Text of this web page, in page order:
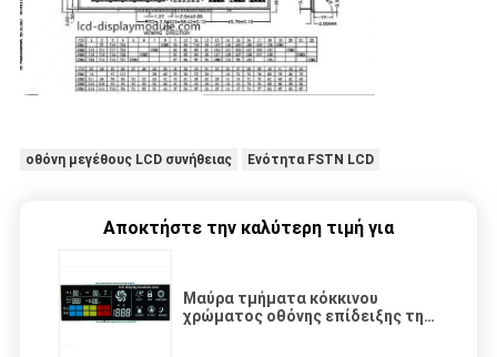
οθόνη μεγέθους LCD συνήθειας Ενότητα FSTN LCD
Αποκτήστε την καλύτερη τιμή για
Μαύρα τμήματα κόκκινου
χρώματος οθόνης επίδειξης της